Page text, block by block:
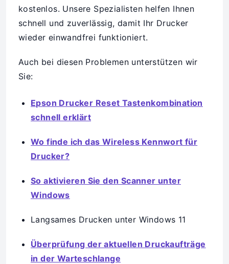
kostenlos. Unsere Spezialisten helfen Ihnen
schnell und zuverlässig, damit Ihr Drucker
wieder einwandfrei funktioniert.
Auch bei diesen Problemen unterstützen wir
Sie:
Epson Drucker Reset Tastenkombination
schnell erklärt
Wo finde ich das Wireless Kennwort für
Drucker?
So aktivieren Sie den Scanner unter
Windows
Langsames Drucken unter Windows 11
Überprüfung der aktuellen Druckaufträge
in der Warteschlange